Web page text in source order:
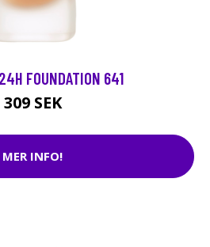
FOUNDATION 641
309 SEK
MER INFO!